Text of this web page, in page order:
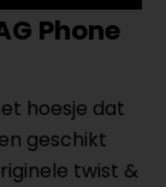
Phone
hoesje dat
geschikt
twist &